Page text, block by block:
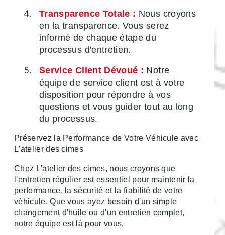
Transparence Totale : Nous croyons
en la transparence. Vous serez
informé de chaque étape du
processus d'entretien.
Service Client Dévoué : Notre
équipe de service client est à votre
disposition pour répondre à vos
questions et vous guider tout au long
du processus.
Préservez la Performance de Votre Véhicule avec
L'atelier des cimes
Chez L'atelier des cimes, nous croyons que
l'entretien régulier est essentiel pour maintenir la
performance, la sécurité et la fiabilité de votre
véhicule. Que vous ayez besoin d'un simple
changement d'huile ou d'un entretien complet,
notre équipe est là pour vous.